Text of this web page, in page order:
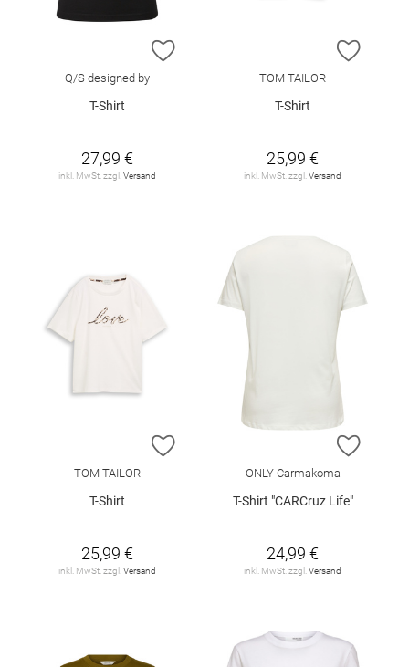
ZUR WUNSCHLISTE HINZUFÜGEN
Q/S designed by
T-Shirt
27,99 €
inkl. MwSt. zzgl.Versand
ZUR
TOM TAILOR
T-Shirt
25,99 €
inkl. MwSt. zzgl.Versand
ZUR WUNSCHLISTE HINZUFÜGEN
TOM TAILOR
T-Shirt
25,99 €
inkl. MwSt. zzgl.Versand
ZUR
ONLY Carmakoma
T-Shirt "CARCruz Life"
24,99 €
inkl. MwSt. zzgl.Versand